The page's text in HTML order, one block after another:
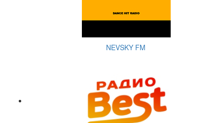
NEVSKY FM